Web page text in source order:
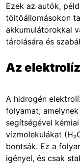
Ezek az autók,
töltőállomásokon
akkumulátorokkal
tárolására és
Az
A hidrogén
folyamat,
segítségével
vízmolekulákat
bontsák. Ez a
igényel, és csak